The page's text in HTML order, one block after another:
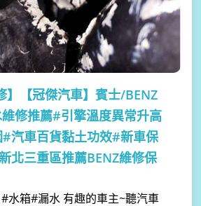
【冠傑汽車】賓士/BENZ
修推薦#引擎溫度異常升高
汽車百貨黏土功效#新車保
北三重區推薦BENZ維修保
水箱#漏水 有趣的車主~聽汽車